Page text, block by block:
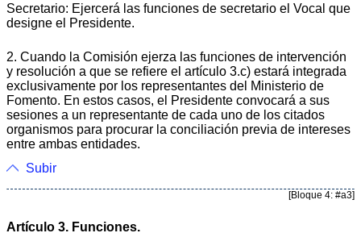
Secretario: Ejercerá las funciones de secretario el Vocal que
designe el Presidente.
2. Cuando la Comisión ejerza las funciones de intervención
y resolución a que se refiere el artículo 3.c) estará integrada
exclusivamente por los representantes del Ministerio de
Fomento. En estos casos, el Presidente convocará a sus
sesiones a un representante de cada uno de los citados
organismos para procurar la conciliación previa de intereses
entre ambas entidades.
Subir
[Bloque 4: #a3]
Artículo 3. Funciones.